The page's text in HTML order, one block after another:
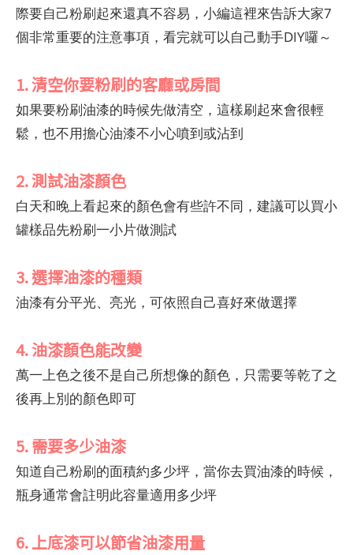
際要自己粉刷起來還真不容易，小編這裡來告訴大家7
個非常重要的注意事項，看完就可以自己動手DIY囉～
1. 清空你要粉刷的客廳或房間
如果要粉刷油漆的時候先做清空，這樣刷起來會很輕
鬆，也不用擔心油漆不小心噴到或沾到
2. 測試油漆顏色
白天和晚上看起來的顏色會有些許不同，建議可以買小
罐樣品先粉刷一小片做測試
3. 選擇油漆的種類
油漆有分平光、亮光，可依照自己喜好來做選擇
4. 油漆顏色能改變
萬一上色之後不是自己所想像的顏色，只需要等乾了之
後再上別的顏色即可
5. 需要多少油漆
知道自己粉刷的面積約多少坪，當你去買油漆的時候，
瓶身通常會註明此容量適用多少坪
6. 上底漆可以節省油漆用量